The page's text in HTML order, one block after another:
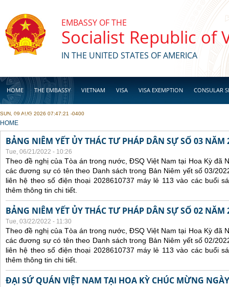
EMBASSY OF THE
Socialist Republic of
IN THE UNITED STATES OF AMERICA
HOME THE EMBASSY VIETNAM VISA VISA EXEMPTION CONSULAR
BUSINESS
SUN, 09 AUG 2026 07:47:21 -0400
YOU ARE HERE
HOME
BẢNG NIÊM YẾT ỦY THÁC TƯ PHÁP DÂN SỰ SỐ 03 NĂM
Tue, 06/21/2022 - 10:26
Theo đề nghị của Tòa án trong nước, ĐSQ Việt Nam tại Hoa Kỳ đã
các đương sự có tên theo Danh sách trong Bản Niêm yết số 03/
liên hệ theo số điện thoại 2028610737 máy lẻ 113 vào các buổi
thêm thông tin chi tiết.
BẢNG NIÊM YẾT ỦY THÁC TƯ PHÁP DÂN SỰ SỐ 02 NĂM
Tue, 03/22/2022 - 11:30
Theo đề nghị của Tòa án trong nước, ĐSQ Việt Nam tại Hoa Kỳ đã
các đương sự có tên theo Danh sách trong Bản Niêm yết số 02/
liên hệ theo số điện thoại 2028610737 máy lẻ 113 vào các buổi
thêm thông tin chi tiết.
ĐẠI SỨ QUÁN VIỆT NAM TẠI HOA KỲ CHÚC MỪNG